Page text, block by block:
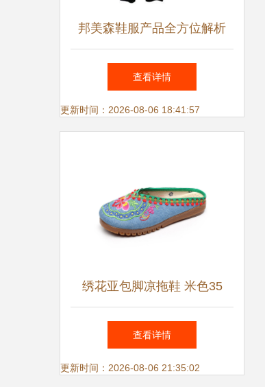
邦美森鞋服产品全方位解析
最新产品展示与深度体验
查看详情
更新时间：2026-08-06 18:41:57
绣花亚包脚凉拖鞋 米色35
码，绽放夏日优雅
查看详情
更新时间：2026-08-06 21:35:02